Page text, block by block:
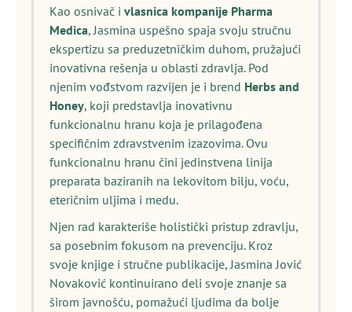
Kao osnivač i vlasnica kompanije Pharma
Medica, Jasmina uspešno spaja svoju stručnu
ekspertizu sa preduzetničkim duhom, pružajući
inovativna rešenja u oblasti zdravlja. Pod
njenim vođstvom razvijen je i brend Herbs and
Honey, koji predstavlja inovativnu
funkcionalnu hranu koja je prilagođena
specifičnim zdravstvenim izazovima. Ovu
funkcionalnu hranu čini jedinstvena linija
preparata baziranih na lekovitom bilju, voću,
eteričnim uljima i medu.
Njen rad karakteriše holistički pristup zdravlju,
sa posebnim fokusom na prevenciju. Kroz
svoje knjige i stručne publikacije, Jasmina Jović
Novaković kontinuirano deli svoje znanje sa
širom javnošću, pomažući ljudima da bolje